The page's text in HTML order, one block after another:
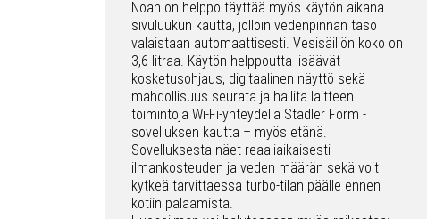
Noah on helppo täyttää myös käytön aikana
sivuluukun kautta, jolloin vedenpinnan taso
valaistaan automaattisesti. Vesisäiliön koko on
3,6 litraa. Käytön helppoutta lisäävät
kosketusohjaus, digitaalinen näyttö sekä
mahdollisuus seurata ja hallita laitteen
toimintoja Wi-Fi-yhteydellä Stadler Form -
sovelluksen kautta – myös etänä.
Sovelluksesta näet reaaliaikaisesti
ilmankosteuden ja veden määrän sekä voit
kytkeä tarvittaessa turbo-tilan päälle ennen
kotiin palaamista.